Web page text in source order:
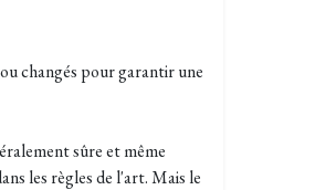
changés pour garantir une
sûre et même
les règles de l'art. Mais le